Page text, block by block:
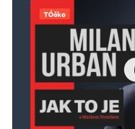
TÓčko